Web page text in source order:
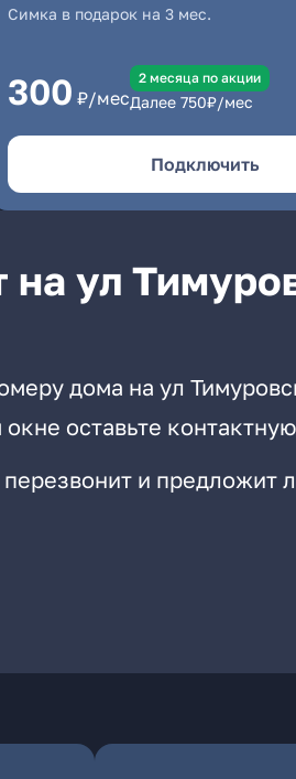
Симка в подарок на 3 мес.
300 ₽/мес
2 месяцa по акции
Далее 750₽/мес
Подключить
на ул
дома на ул
оставьте контактную
и предложит